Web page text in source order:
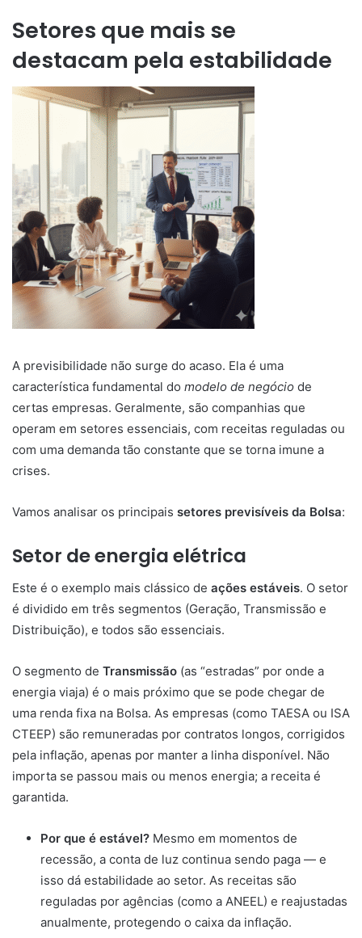
Setores que mais se
destacam pela estabilidade
A previsibilidade não surge do acaso. Ela é uma
característica fundamental do modelo de negócio de
certas empresas. Geralmente, são companhias que
operam em setores essenciais, com receitas reguladas ou
com uma demanda tão constante que se torna imune a
crises.
Vamos analisar os principais setores previsíveis da Bolsa:
Setor de energia elétrica
Este é o exemplo mais clássico de ações estáveis. O setor
é dividido em três segmentos (Geração, Transmissão e
Distribuição), e todos são essenciais.
O segmento de Transmissão (as “estradas” por onde a
energia viaja) é o mais próximo que se pode chegar de
uma renda fixa na Bolsa. As empresas (como TAESA ou ISA
CTEEP) são remuneradas por contratos longos, corrigidos
pela inflação, apenas por manter a linha disponível. Não
importa se passou mais ou menos energia; a receita é
garantida.
Por que é estável? Mesmo em momentos de
recessão, a conta de luz continua sendo paga — e
isso dá estabilidade ao setor. As receitas são
reguladas por agências (como a ANEEL) e reajustadas
anualmente, protegendo o caixa da inflação.